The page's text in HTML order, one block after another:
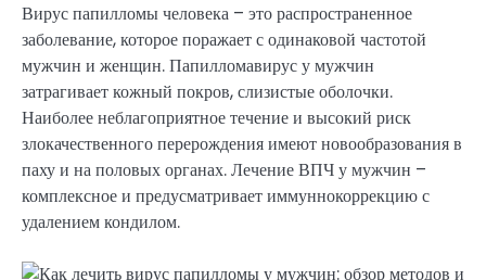
Вирус папилломы человека – это распространенное
заболевание, которое поражает с одинаковой частотой
мужчин и женщин. Папилломавирус у мужчин
затрагивает кожный покров, слизистые оболочки.
Наиболее неблагоприятное течение и высокий риск
злокачественного перерождения имеют новообразования в
паху и на половых органах. Лечение ВПЧ у мужчин –
комплексное и предусматривает иммуннокоррекцию с
удалением кондилом.